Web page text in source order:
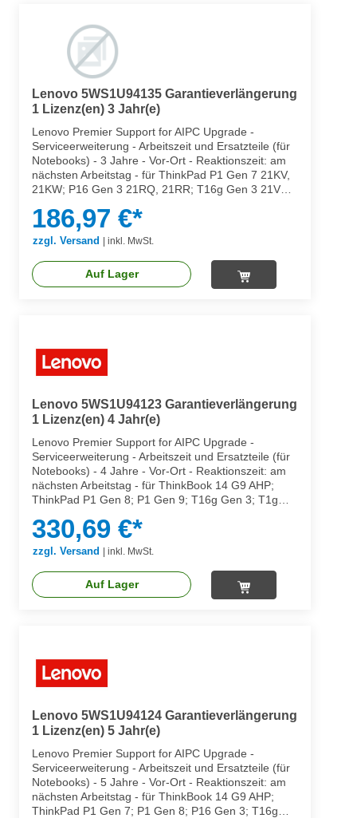
Lenovo 5WS1U94135 Garantieverlängerung
1 Lizenz(en) 3 Jahr(e)
Lenovo Premier Support for AIPC Upgrade -
Serviceerweiterung - Arbeitszeit und Ersatzteile (für
Notebooks) - 3 Jahre - Vor-Ort - Reaktionszeit: am
nächsten Arbeitstag - für ThinkPad P1 Gen 7 21KV,
21KW; P16 Gen 3 21RQ, 21RR; T16g Gen 3 21V5,
186,97 €*
zzgl. Versand inkl. MwSt.
Auf Lager
Lenovo 5WS1U94123 Garantieverlängerung
1 Lizenz(en) 4 Jahr(e)
Lenovo Premier Support for AIPC Upgrade -
Serviceerweiterung - Arbeitszeit und Ersatzteile (für
Notebooks) - 4 Jahre - Vor-Ort - Reaktionszeit: am
nächsten Arbeitstag - für ThinkBook 14 G9 AHP;
ThinkPad P1 Gen 8; P1 Gen 9; T16g Gen 3; T1g
330,69 €*
zzgl. Versand inkl. MwSt.
Auf Lager
Lenovo 5WS1U94124 Garantieverlängerung
1 Lizenz(en) 5 Jahr(e)
Lenovo Premier Support for AIPC Upgrade -
Serviceerweiterung - Arbeitszeit und Ersatzteile (für
Notebooks) - 5 Jahre - Vor-Ort - Reaktionszeit: am
nächsten Arbeitstag - für ThinkBook 14 G9 AHP;
ThinkPad P1 Gen 7; P1 Gen 8; P16 Gen 3; T16g